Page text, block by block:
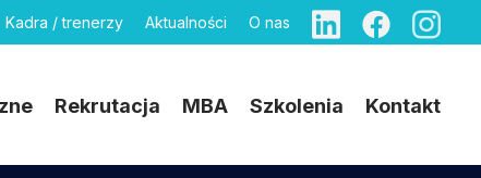
Kadra / trenerzy Aktualności O nas
Rekrutacja MBA Szkolenia Kontakt